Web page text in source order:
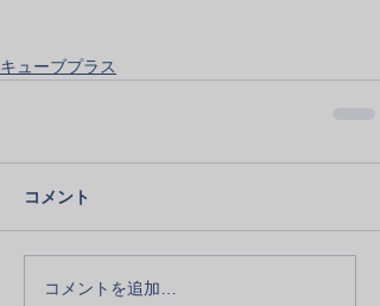
キューブプラス
コメント
コメントを追加…